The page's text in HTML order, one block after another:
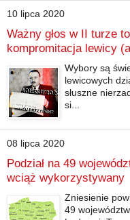
10 lipca 2020
Ważny głos w II turze to
kompromitacja lewicy
Wybory są
lewicowych
słuszne
si...
08 lipca 2020
Podział na 49
wciąż wykorzystywany
Zniesienie
49